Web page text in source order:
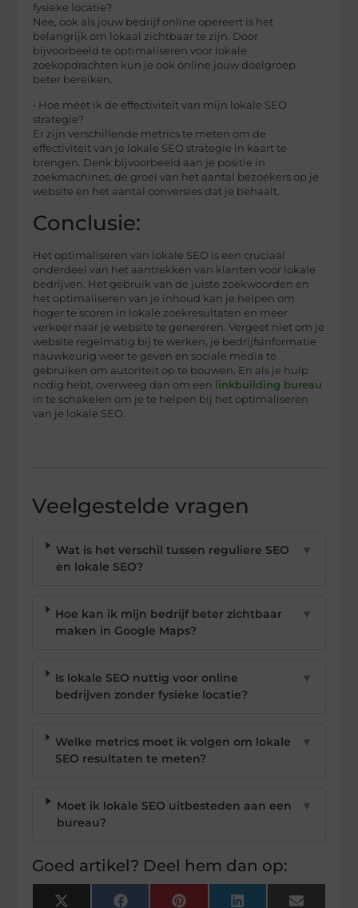
fysieke locatie?
Nee, ook als jouw bedrijf online opereert is het
belangrijk om lokaal zichtbaar te zijn. Door
bijvoorbeeld te optimaliseren voor lokale
zoekopdrachten kun je ook online jouw doelgroep
beter bereiken.
• Hoe meet ik de effectiviteit van mijn lokale SEO
strategie?
Er zijn verschillende metrics te meten om de
effectiviteit van je lokale SEO strategie in kaart te
brengen. Denk bijvoorbeeld aan je positie in
zoekmachines, de groei van het aantal bezoekers op je
website en het aantal conversies dat je behaalt.
Conclusie:
Het optimaliseren van lokale SEO is een cruciaal
onderdeel van het aantrekken van klanten voor lokale
bedrijven. Het gebruik van de juiste zoekwoorden en
het optimaliseren van je inhoud kan je helpen om
hoger te scoren in lokale zoekresultaten en meer
verkeer naar je website te genereren. Vergeet niet om je
website regelmatig bij te werken, je bedrijfsinformatie
nauwkeurig weer te geven en sociale media te
gebruiken om autoriteit op te bouwen. En als je hulp
nodig hebt, overweeg dan om een ​​ linkbuilding bureau
in te schakelen om je te helpen bij het optimaliseren
van je lokale SEO.
Veelgestelde vragen
Wat is het verschil tussen reguliere SEO
en lokale SEO?
▼
Hoe kan ik mijn bedrijf beter zichtbaar
maken in Google Maps?
▼
Is lokale SEO nuttig voor online
bedrijven zonder fysieke locatie?
▼
Welke metrics moet ik volgen om lokale
SEO resultaten te meten?
▼
Moet ik lokale SEO uitbesteden aan een
bureau?
▼
Goed artikel? Deel hem dan op: